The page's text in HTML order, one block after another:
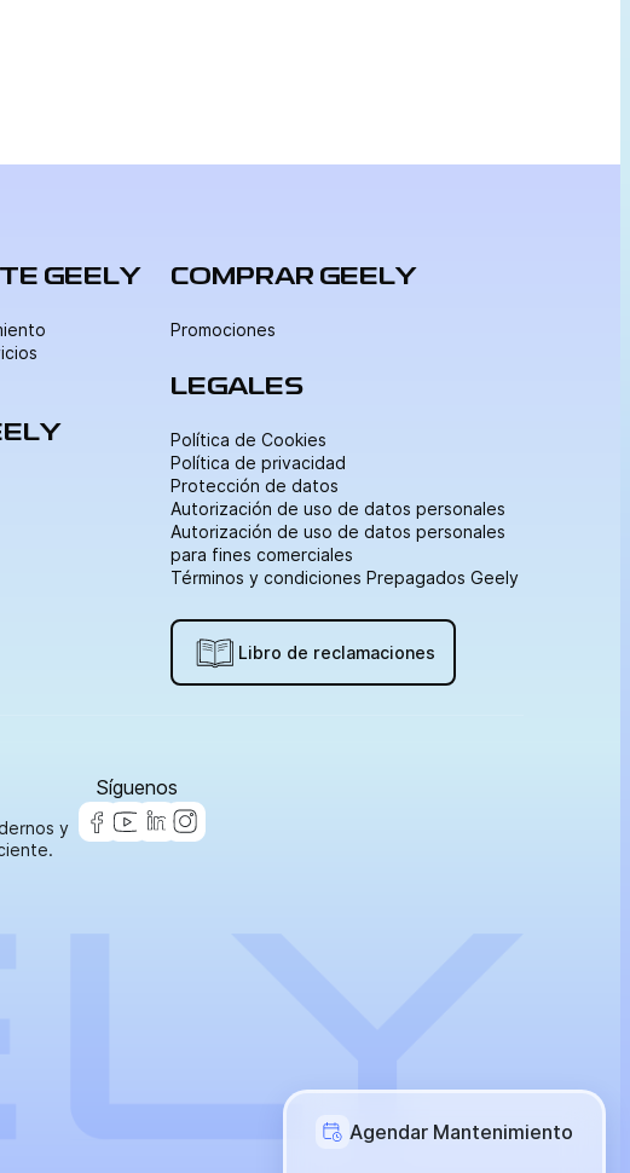
GEELY COMPRAR GEELY
Promociones
LEGALES
Política de Cookies
Política de privacidad
Protección de datos
Autorización de uso de datos personales
Autorización de uso de datos personales
para fines comerciales
Términos y condiciones Prepagados Geely
Libro de reclamaciones
y
Síguenos
Agendar Mantenimiento